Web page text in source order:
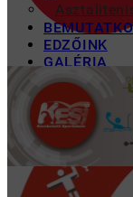
EDZŐINK
GALÉRIA
TAO
KAPCSOLAT